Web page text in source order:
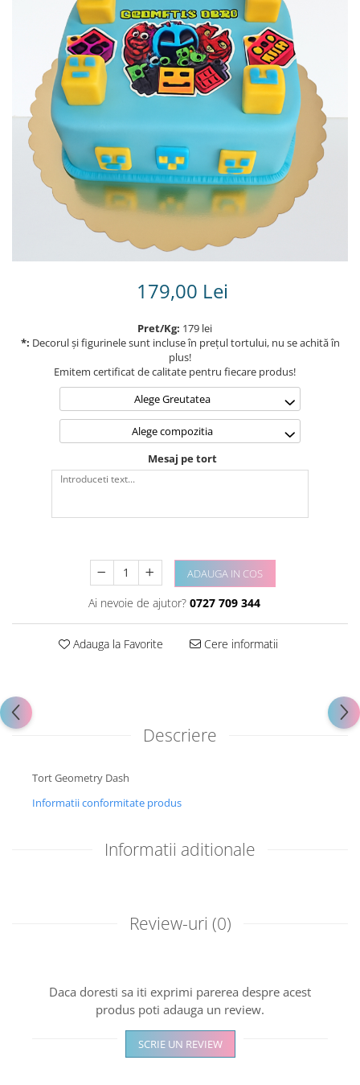
Torturi in frosting- crema pentru
Torturi cu flori
Tortulețe 1.7 kg - 2 kg
179,00 Lei
Pret/Kg: 179 lei
*: Decorul și figurinele sunt incluse în prețul tortului, nu se achită în
plus!
Emitem certificat de calitate pentru fiecare produs!
Alege Greutatea
Alege compozitia
Mesaj pe tort
ADAUGA IN COS
Ai nevoie de ajutor? 0727 709 344
Adauga la Favorite Cere informatii
Descriere
Tort Geometry Dash
Informatii conformitate produs
Informatii aditionale
Review-uri (0)
Daca doresti sa iti exprimi parerea despre acest
produs poti adauga un review.
SCRIE UN REVIEW